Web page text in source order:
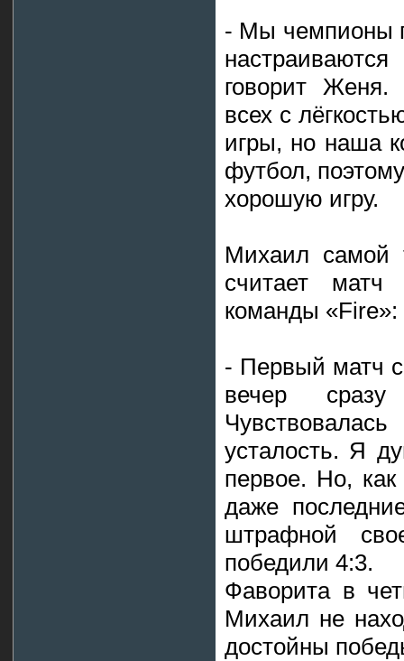
- Мы чемпионы
говорит
всех с
игры, но наша
футбол,
хорошую игру.
Михаил самой
считает матч
команды «Fire»:
- Первый матч
вечер
усталость. Я
первое. Но, как
даже
штрафной
победили 4:3.
Фаворита в
Михаил не
достойны